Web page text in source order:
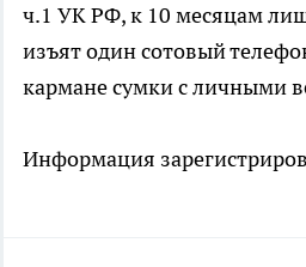
ч.1 УК РФ, к 10 месяцам
изъят один сотовый
кармане сумки с личными
Информация